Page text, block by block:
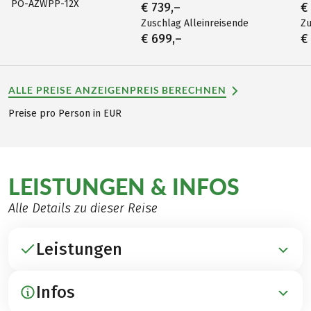
PO-AZWPP-12X € 739,–
Zuschlag Alleinreisende
€ 699,–
€
€
ALLE PREISE ANZEIGENPREIS BERECHNEN
Preise pro Person in EUR
LEISTUNGEN & INFOS
Alle Details zu dieser Reise
Leistungen
ENTHALTEN
Infos